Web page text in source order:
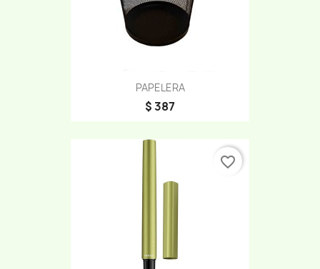
PAPELERA
$ 387
favorite_border